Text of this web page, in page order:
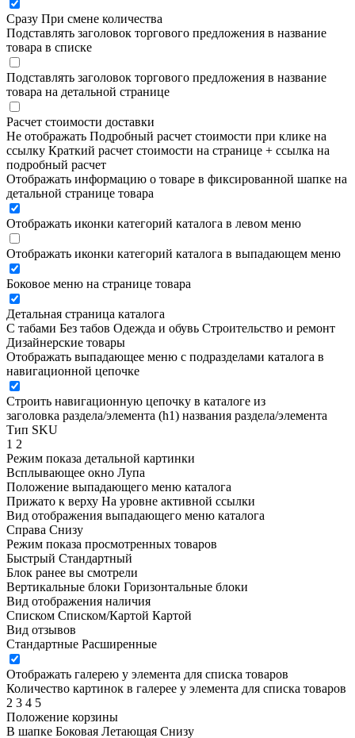
Сразу При смене количества
Подставлять заголовок торгового предложения в название
товара в списке
Подставлять заголовок торгового предложения в название
товара на детальной странице
Расчет стоимости доставки
Не отображать Подробный расчет стоимости при клике на
ссылку Краткий расчет стоимости на странице + ссылка на
подробный расчет
Отображать информацию о товаре в фиксированной шапке на
детальной странице товара
Отображать иконки категорий каталога в левом меню
Отображать иконки категорий каталога в выпадающем меню
Боковое меню на странице товара
Детальная страница каталога
С табами Без табов Одежда и обувь Строительство и ремонт
Дизайнерские товары
Отображать выпадающее меню с подразделами каталога в
навигационной цепочке
Строить навигационную цепочку в каталоге из
заголовка раздела/элемента (h1) названия раздела/элемента
Тип SKU
1 2
Режим показа детальной картинки
Всплывающее окно Лупа
Положение выпадающего меню каталога
Прижато к верху На уровне активной ссылки
Вид отображения выпадающего меню каталога
Справа Снизу
Режим показа просмотренных товаров
Быстрый Стандартный
Блок ранее вы смотрели
Вертикальные блоки Горизонтальные блоки
Вид отображения наличия
Списком Списком/Картой Картой
Вид отзывов
Стандартные Расширенные
Отображать галерею у элемента для списка товаров
Количество картинок в галерее у элемента для списка товаров
2 3 4 5
Положение корзины
В шапке Боковая Летающая Снизу